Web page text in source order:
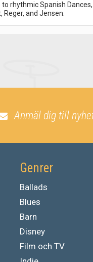
to rhythmic Spanish
Reger, and Jensen.
Anmäl dig till
Genrer
Ballads
Blues
Barn
Disney
Film och TV